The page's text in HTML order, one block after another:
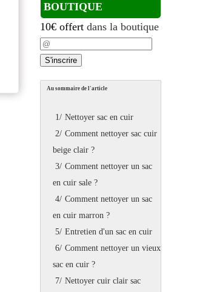
BOUTIQUE
10€ offert dans la boutique
Au sommaire de l'article
1/ Nettoyer sac en cuir
2/ Comment nettoyer sac cuir
beige clair ?
3/ Comment nettoyer un sac
en cuir sale ?
4/ Comment nettoyer un sac
en cuir marron ?
5/ Entretien d'un sac en cuir
6/ Comment nettoyer un vieux
sac en cuir ?
7/ Nettoyer cuir clair sac